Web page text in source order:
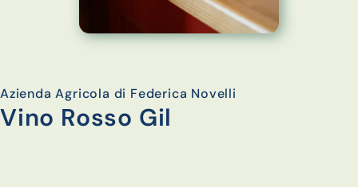
Azienda Agricola di Federica Novelli
Vino Rosso Gil